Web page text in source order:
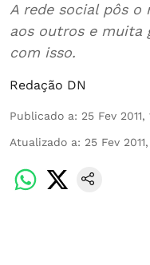
A rede social pôs o
aos outros e muita
com isso.
Redação DN
Publicado a: 25 Fev 2011,
Atualizado a: 25 Fev